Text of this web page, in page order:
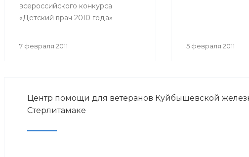
всероссийского конкурса
«Детский врач 2010 года»
7 февраля 2011 5 февраля 2011
Центр помощи для ветеранов Куйбышевской
Стерлитамаке